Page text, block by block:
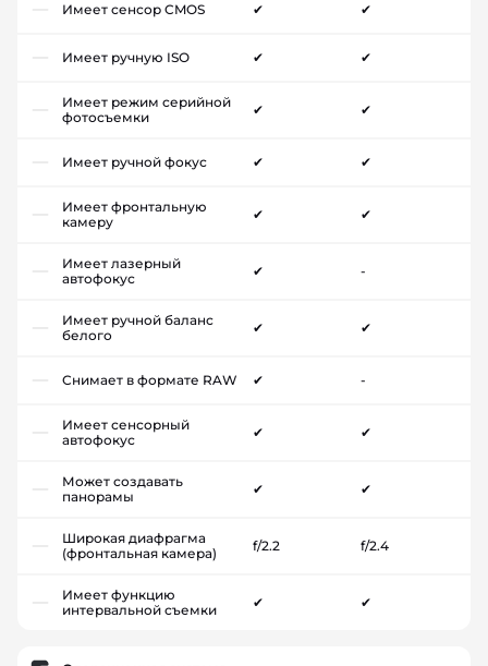
Имеет сенсор CMOS ✔ ✔
Имеет ручную ISO ✔ ✔
Имеет режим серийной
фотосъемки
✔ ✔
Имеет ручной фокус ✔ ✔
Имеет фронтальную
камеру
✔ ✔
Имеет лазерный
автофокус
✔ -
Имеет ручной баланс
белого
✔ ✔
Снимает в формате RAW ✔ -
Имеет сенсорный
автофокус
✔ ✔
Может создавать
панорамы
✔ ✔
Широкая диафрагма
(фронтальная камера)
f/2.2 f/2.4
Имеет функцию
интервальной съемки
✔ ✔